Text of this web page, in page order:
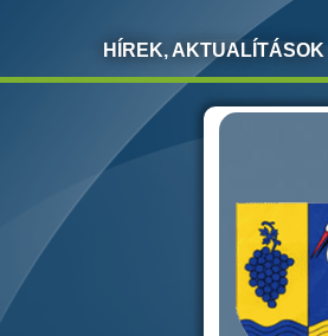
HÍREK, AKTUALÍTÁSOK